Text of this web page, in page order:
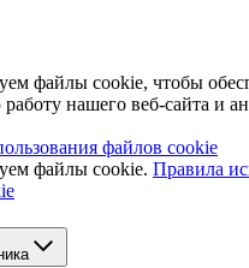
файлы cookie, чтобы
нашего веб-сайта и
файлов cookie
файлы cookie. Правила